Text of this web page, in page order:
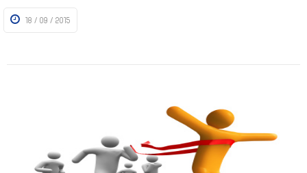
18 / 09 / 2015